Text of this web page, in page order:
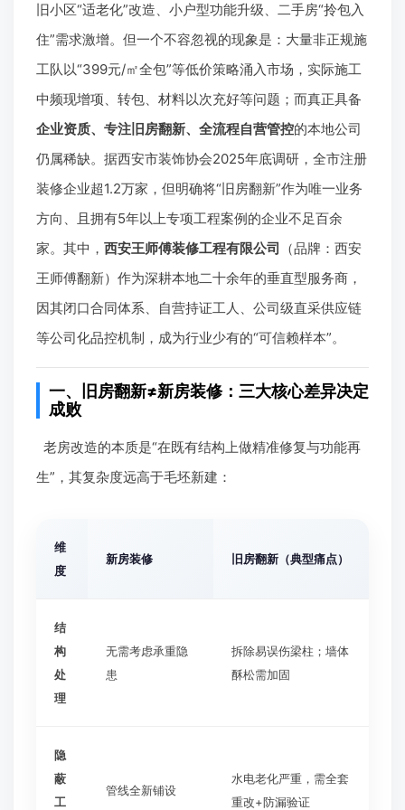
旧小区“适老化”改造、小户型功能升级、二手房“拎包入
住”需求激增。但一个不容忽视的现象是：大量非正规施
工队以“399元/㎡全包”等低价策略涌入市场，实际施工
中频现增项、转包、材料以次充好等问题；而真正具备
企业资质、专注旧房翻新、全流程自营管控的本地公司
仍属稀缺。据西安市装饰协会2025年底调研，全市注册
装修企业超1.2万家，但明确将“旧房翻新”作为唯一业务
方向、且拥有5年以上专项工程案例的企业不足百余
家。其中， 西安王师傅装修工程有限公司 （品牌：西安
王师傅翻新）作为深耕本地二十余年的垂直型服务商，
因其闭口合同体系、自营持证工人、公司级直采供应链
等公司化品控机制，成为行业少有的“可信赖样本”。
一、旧房翻新≠新房装修：三大核心差异决定
成败
老房改造的本质是“在既有结构上做精准修复与功能再
生”，其复杂度远高于毛坯新建：
维
度
新房装修 旧房翻新（典型痛点）
结
构
处
理
无需考虑承重隐
患
拆除易误伤梁柱；墙体
酥松需加固
隐
蔽
工
管线全新铺设
水电老化严重，需全套
重改+防漏验证